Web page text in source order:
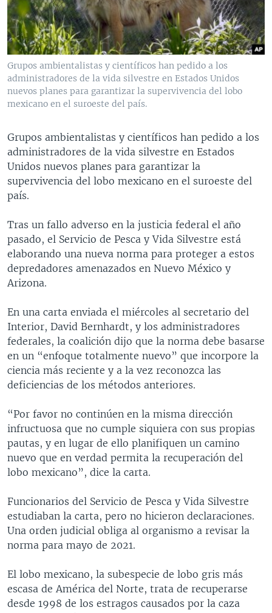
VENEZUELA
BRASIL
NICARAGUA
ECONOMÍA
ENTRETENIMIENTO Y CULTURA
TECNOLOGÍA
DEPORTES
CIENCIA Y SALUD
MULTIMEDIA
VIDEOS
FOTOGRAFÍA
AUDIOS
PROGRAMAS TV
EL MUNDO AL DÍA
FORO INTERAMERICANO
VISIÓN 360
PANORAMA
RADIO
AVANCE INFORMATIVO
AUDIONOTICIAS
ESTADOS UNIDOS AL DÍA
EL MUNDO AL DÍA [RADIO]
FORO [RADIO]
NOTA ECONÓMICA
ENTRETENIMIENTO
DIRECT
DOCUMENTALES DE LA VOA
SÍGANOS
Idiomas
Grupos ambientalistas y científicos han pedido a los
administradores de la vida silvestre en Estados Unidos
nuevos planes para garantizar la supervivencia del lobo
mexicano en el suroeste del país.
Grupos ambientalistas y científicos han pedido a los
administradores de la vida silvestre en Estados
Unidos nuevos planes para garantizar la
supervivencia del lobo mexicano en el suroeste del
país.
Tras un fallo adverso en la justicia federal el año
pasado, el Servicio de Pesca y Vida Silvestre está
elaborando una nueva norma para proteger a estos
depredadores amenazados en Nuevo México y
Arizona.
En una carta enviada el miércoles al secretario del
Interior, David Bernhardt, y los administradores
federales, la coalición dijo que la norma debe basarse
en un “enfoque totalmente nuevo” que incorpore la
ciencia más reciente y a la vez reconozca las
deficiencias de los métodos anteriores.
“Por favor no continúen en la misma dirección
infructuosa que no cumple siquiera con sus propias
pautas, y en lugar de ello planifiquen un camino
nuevo que en verdad permita la recuperación del
lobo mexicano”, dice la carta.
Funcionarios del Servicio de Pesca y Vida Silvestre
estudiaban la carta, pero no hicieron declaraciones.
Una orden judicial obliga al organismo a revisar la
norma para mayo de 2021.
El lobo mexicano, la subespecie de lobo gris más
escasa de América del Norte, trata de recuperarse
desde 1998 de los estragos causados por la caza